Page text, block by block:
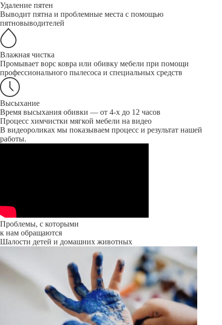
Удаление пятен
Выводит пятна и проблемные места с помощью
пятновыводителей
Влажная чистка
Промывает ворс ковра или обивку мебели при помощи
профессионального пылесоса и специальных средств
Высыхание
Время высыхания обивки — от 4-х до 12 часов
Процесс химчистки мягкой мебели на видео
В видеороликах мы показываем процесс и результат нашей
работы.
Проблемы, с которыми
к нам обращаются
Шалости детей и домашних животных